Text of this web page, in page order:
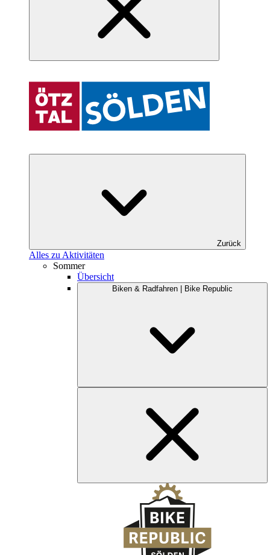
Zurück
Alles zu Aktivitäten
Sommer
Übersicht
Biken & Radfahren | Bike Republic